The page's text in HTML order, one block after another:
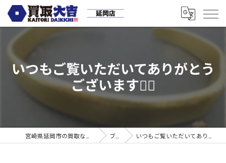
いつもご覧いただいてありがとう
ございます🙇‍♂️
ブログ いつもご覧いただいてありがとうございます🙇‍♂️